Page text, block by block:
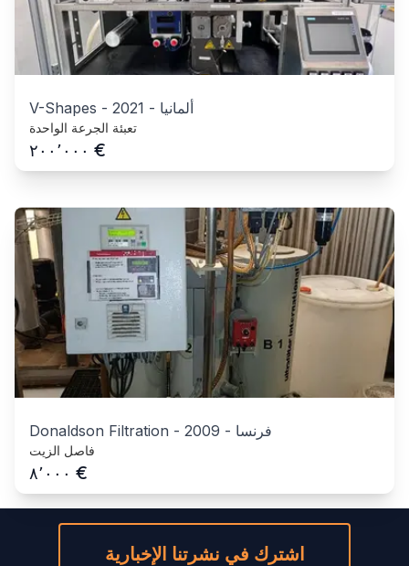
V-Shapes - 2021 - ألمانيا
تعبئة الجرعة الواحدة
٢٠٠٬٠٠٠ €
Donaldson Filtration - 2009 - فرنسا
فاصل الزيت
٨٬٠٠٠ €
اشترك في نشرتنا الإخبارية